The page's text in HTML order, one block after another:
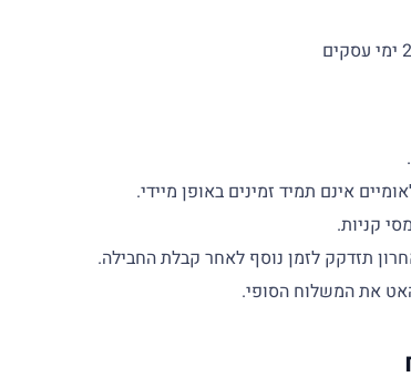
אינם תמיד זמינים באופן מיידי.
קניות.
תזדקק לזמן נוסף לאחר קבלת החבילה.
את המשלוח הסופי.